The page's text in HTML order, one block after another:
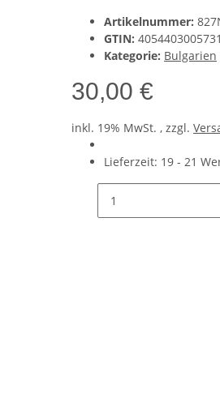
Artikelnummer:
GTIN: 4054403005731
Kategorie: Bulgarien
30,00 €
inkl. 19% MwSt. , zzgl.
Lieferzeit: 19 - 21